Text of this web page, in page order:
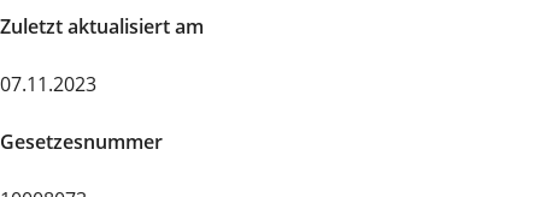
Zuletzt aktualisiert am
07.11.2023
Gesetzesnummer